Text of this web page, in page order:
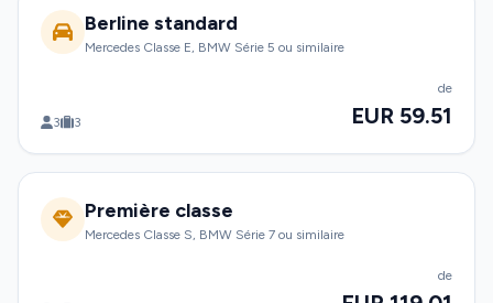
Berline standard
Mercedes Classe E, BMW Série 5 ou similaire
3 3
de
EUR 59.51
Première classe
Mercedes Classe S, BMW Série 7 ou similaire
de